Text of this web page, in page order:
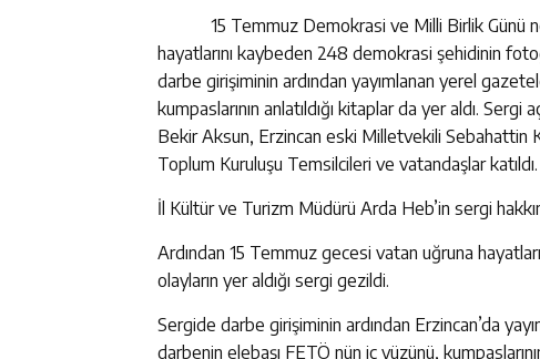
15 Temmuz Demokrasi ve Milli Birlik Günü
hayatlarını kaybeden 248 demokrasi şehidinin
darbe girişiminin ardından yayımlanan yerel
kumpaslarının anlatıldığı kitaplar da yer aldı.
Bekir Aksun, Erzincan eski Milletvekili Sebahattin
Toplum Kuruluşu Temsilcileri ve vatandaşlar katıldı.
İl Kültür ve Turizm Müdürü Arda Heb’in sergi
Ardından 15 Temmuz gecesi vatan uğruna
olayların yer aldığı sergi gezildi.
Sergide darbe girişiminin ardından Erzincan’da
darbenin elebaşı FETÖ nün iç yüzünü,